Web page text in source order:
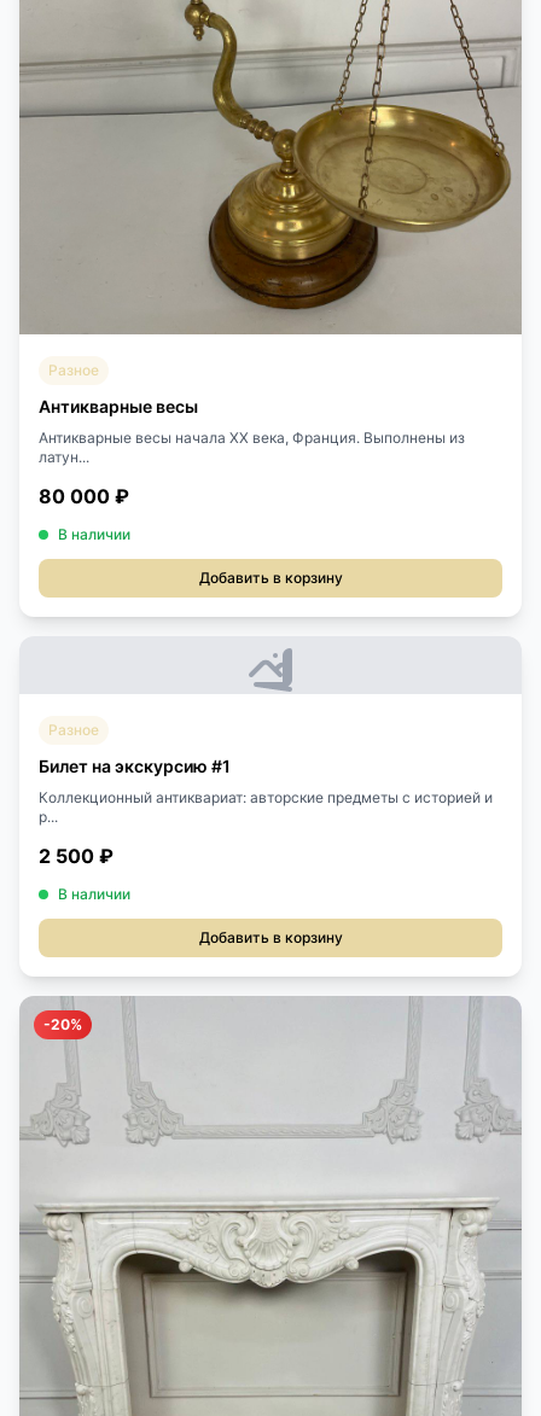
Разное
Антикварные весы
Антикварные весы начала XX века, Франция. Выполнены из
латун...
80 000 ₽
В наличии
Добавить в корзину
Разное
Билет на экскурсию #1
Коллекционный антиквариат: авторские предметы с историей и
р...
2 500 ₽
В наличии
Добавить в корзину
-20%